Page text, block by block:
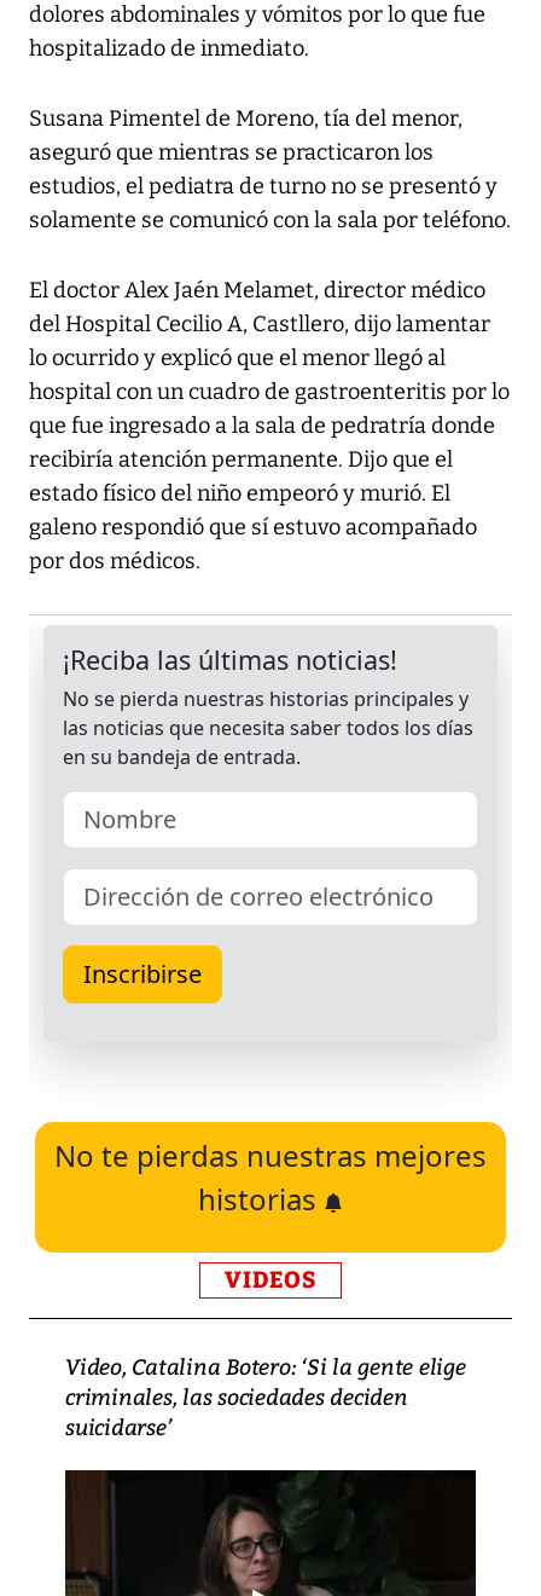
dolores abdominales y vómitos por lo que fue
hospitalizado de inmediato.
Susana Pimentel de Moreno, tía del menor,
aseguró que mientras se practicaron los
estudios, el pediatra de turno no se presentó y
solamente se comunicó con la sala por teléfono.
El doctor Alex Jaén Melamet, director médico
del Hospital Cecilio A, Castllero, dijo lamentar
lo ocurrido y explicó que el menor llegó al
hospital con un cuadro de gastroenteritis por lo
que fue ingresado a la sala de pedratría donde
recibiría atención permanente. Dijo que el
estado físico del niño empeoró y murió. El
galeno respondió que sí estuvo acompañado
por dos médicos.
No te pierdas nuestras mejores
historias
VIDEOS
Video, Catalina Botero: ‘Si la gente elige
criminales, las sociedades deciden
suicidarse’